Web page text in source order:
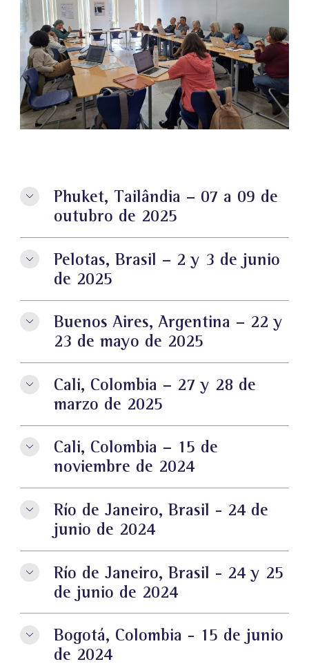
Phuket, Tailândia – 07 a 09 de
outubro de 2025
Pelotas, Brasil – 2 y 3 de junio
de 2025
Buenos Aires, Argentina – 22 y
23 de mayo de 2025
Cali, Colombia – 27 y 28 de
marzo de 2025
Cali, Colombia – 15 de
noviembre de 2024
Río de Janeiro, Brasil - 24 de
junio de 2024
Río de Janeiro, Brasil - 24 y 25
de junio de 2024
Bogotá, Colombia - 15 de junio
de 2024